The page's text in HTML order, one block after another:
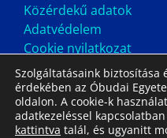
Közérdekű adatok
Adatvédelem
Cookie nyilatkozat
Szolgáltatásaink biztosítása
érdekében az Óbudai
oldalon. A cookie-k
adatkezeléssel
kattintva talál, és ugyanitt